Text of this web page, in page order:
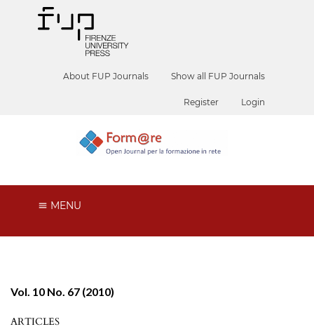
About FUP Journals Show all FUP Journals
Register Login
MENU
Vol. 10 No. 67 (2010)
ARTICLES